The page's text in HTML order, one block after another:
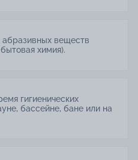
абразивных веществ
химия).
гигиенических
бассейне, бане или на